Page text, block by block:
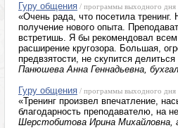
Гуру общения / программы выходного дня
«Очень рада, что посетила
получение нового опыта.
встретишь. Я бы рекомендовал
расширение кругозора. Большая,
предвзятости, не скупится
Панюшева Анна Геннадьевна,
Гуру общения / программы выходного дня
«Тренинг произвел впечатление,
благодарность преподавателю, на
Шерстобитова Ирина Михайловна,